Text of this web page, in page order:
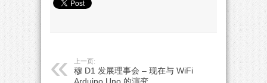
上一页:
穆 D1 发展理事会 – 现在与 WiFi